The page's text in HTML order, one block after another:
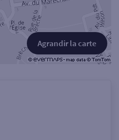
Agrandir la carte